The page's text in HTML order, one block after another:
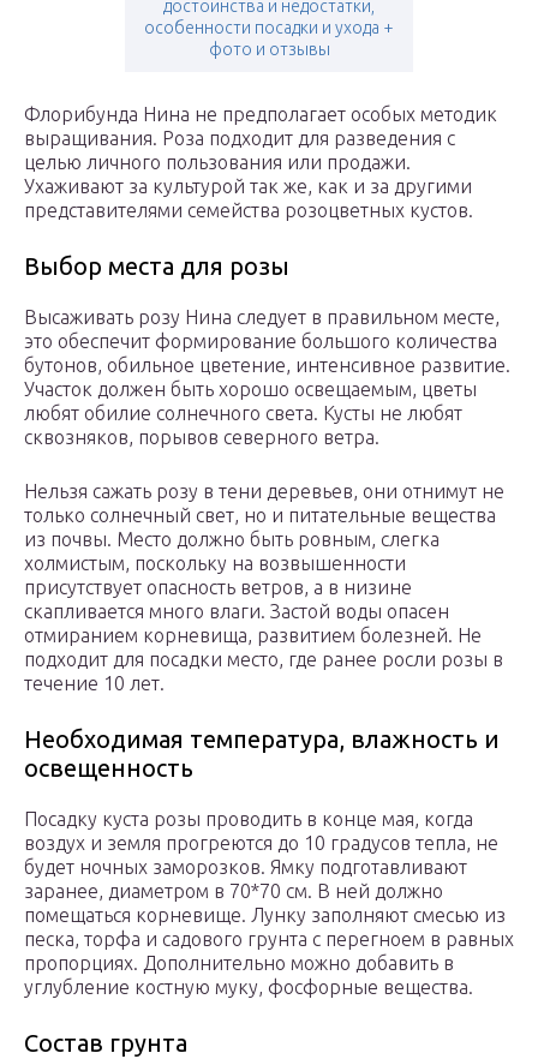
достоинства и недостатки,
особенности посадки и ухода +
фото и отзывы
Флорибунда Нина не предполагает особых методик
выращивания. Роза подходит для разведения с
целью личного пользования или продажи.
Ухаживают за культурой так же, как и за другими
представителями семейства розоцветных кустов.
Выбор места для розы
Высаживать розу Нина следует в правильном месте,
это обеспечит формирование большого количества
бутонов, обильное цветение, интенсивное развитие.
Участок должен быть хорошо освещаемым, цветы
любят обилие солнечного света. Кусты не любят
сквозняков, порывов северного ветра.
Нельзя сажать розу в тени деревьев, они отнимут не
только солнечный свет, но и питательные вещества
из почвы. Место должно быть ровным, слегка
холмистым, поскольку на возвышенности
присутствует опасность ветров, а в низине
скапливается много влаги. Застой воды опасен
отмиранием корневища, развитием болезней. Не
подходит для посадки место, где ранее росли розы в
течение 10 лет.
Необходимая температура, влажность и
освещенность
Посадку куста розы проводить в конце мая, когда
воздух и земля прогреются до 10 градусов тепла, не
будет ночных заморозков. Ямку подготавливают
заранее, диаметром в 70*70 см. В ней должно
помещаться корневище. Лунку заполняют смесью из
песка, торфа и садового грунта с перегноем в равных
пропорциях. Дополнительно можно добавить в
углубление костную муку, фосфорные вещества.
Состав грунта